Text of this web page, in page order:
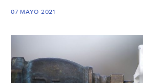
07 MAYO 2021